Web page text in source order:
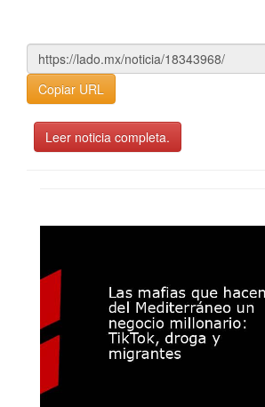
Copiar URL
Leer noticia completa.